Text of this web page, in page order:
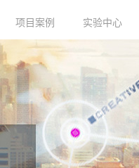
项目案例 实验中心